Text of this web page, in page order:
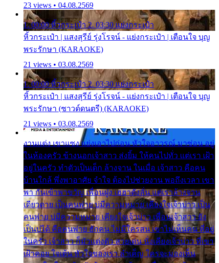
23 views • 04.08.2569
1. 00:00 หิ้วกระเป๋า 2. 03:30 แย่งกระเป๋า
หิ้วกระเป๋า | แสงสุรีย์ รุ่งโรจน์ - แย่งกระเป๋า | เตือนใจ บุญ
พระรักษา (KARAOKE)
21 views • 03.08.2569
1. 00:00 หิ้วกระเป๋า 2. 03:30 แย่งกระเป๋า
หิ้วกระเป๋า | แสงสุรีย์ รุ่งโรจน์ - แย่งกระเป๋า | เตือนใจ บุญ
พระรักษา (ซาวด์ดนตรี) (KARAOKE)
21 views • 03.08.2569
งานแต่ง เขาแซง แย่งเอาไปก่อน หัวใจอาวรณ์ มาซ่อน อยู่
ในห้องครัว ข้างนอกเจ้าสาว ส่งยิ้ม ให้คนไปทั่ว แต่เรา เฝ้า
อยู่ในครัว ทำตัวเป็นเด็ก ล้างจาน ในเมื่อ เจ้าสาว คือคน
บ้านใกล้ พึ่งพาอาศัย จำใจ ต้องไปช่วยงาน พอถึงเวลา เขา
พา กันเข้าพาขวัญ เพื่อนฝูง เฮฮาดังลั่น แต่เราล้างจาน
เดียวดาย เป็นคนพ่าย บ่มีความหมาย เคียงใจเจ้าบ่าว เป็น
คนพ่าย บ่มีความหมาย เคียงใจเจ้าบ่าว เพื่อนเจ้าสาว ยัง
เป็นบ่ได้ คือคนพ่าย ฮักคน ไม่มีใครสน เขาไม่เห็นคน ที่อยู่
ในครัว เจ้าสาว ก็มัวแต่งตัว สวยเด่น นั่งเคียงเจ้าบ่าว ที่เขา
เฝ้าคอย ใจเต้น หัวใจของเรา ลำเค็ญ ใครจะมองเห็น